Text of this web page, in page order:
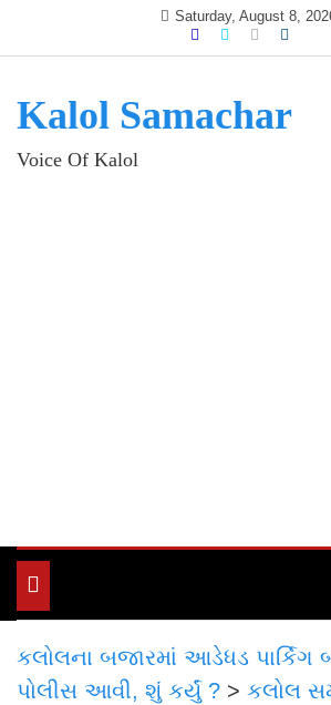
Saturday, August 8,
Kalol Samachar
Voice Of Kalol
Toggle
navigation
કલોલના બજારમાં આડેધડ પાર્કિગ
પોલીસ આવી, શું કર્યું ? > કલોલ